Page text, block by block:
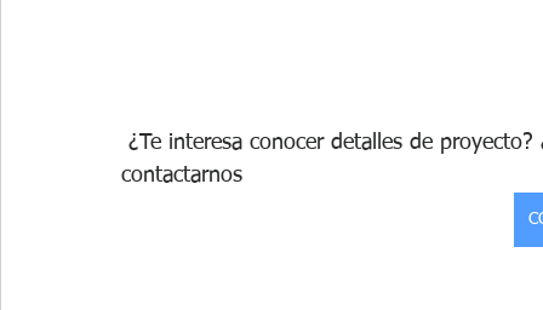
contactarnos